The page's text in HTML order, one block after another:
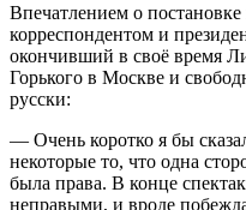
Впечатлением о
корреспондентом и
окончивший в своё время
Горького в Москве и
русски:
— Очень коротко я бы
некоторые то, что одна
была права. В конце
неправыми, и вроде